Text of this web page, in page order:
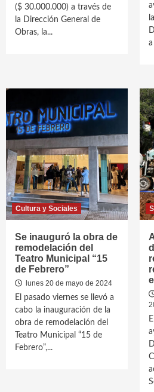
($ 30.000.000) a través de
la Dirección General de
Obras, la...
Cultura y Sociales
Se inauguró la obra de
remodelación del
Teatro Municipal “15
de Febrero”
lunes 20 de mayo de 2024
El pasado viernes se llevó a
cabo la inauguración de la
obra de remodelación del
Teatro Municipal “15 de
Febrero”,...